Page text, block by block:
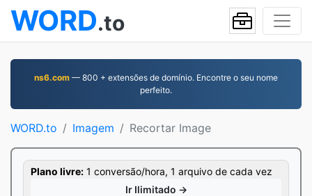
WORD.to
ns6.com — 800 + extensões de domínio. Encontre o seu nome
perfeito.
WORD.to Imagem Recortar Image
Plano livre: 1 conversão/hora, 1 arquivo de cada vez
Ir Ilimitado →